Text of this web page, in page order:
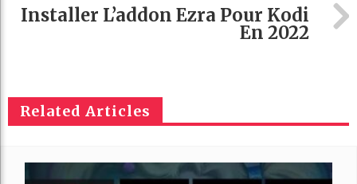
Installer L’addon Ezra Pour Kodi
En 2022
Related Articles